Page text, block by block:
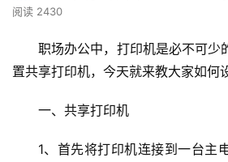
阅读 2430
职场办公中，打印机是必不可少
置共享打印机，今天就来教大家如何
一、共享打印机
1、首先将打印机连接到一台主